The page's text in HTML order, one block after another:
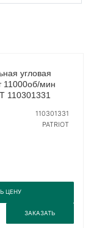
угловая
мин
110301331
110301331
PATRIOT
ЦЕНУ
ЗАКАЗАТЬ